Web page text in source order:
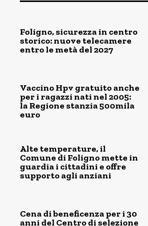
Foligno, sicurezza in centro
storico: nuove telecamere
entro le metà del 2027
Vaccino Hpv gratuito anche
per i ragazzi nati nel 2005:
la Regione stanzia 500mila
euro
Alte temperature, il
Comune di Foligno mette in
guardia i cittadini e offre
supporto agli anziani
Cena di beneficenza per i 30
anni del Centro di selezione